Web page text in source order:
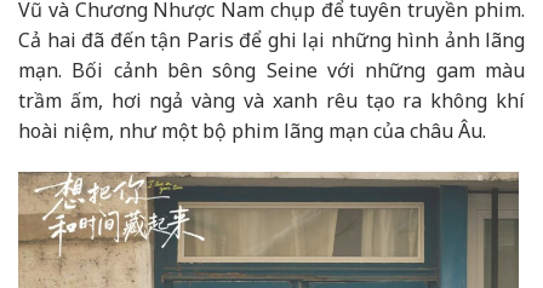
Vũ và Chương Nhược Nam chụp để tuyên truyền phim.
Cả hai đã đến tận Paris để ghi lại những hình ảnh lãng
mạn. Bối cảnh bên sông Seine với những gam màu
trầm ấm, hơi ngả vàng và xanh rêu tạo ra không khí
hoài niệm, như một bộ phim lãng mạn của châu Âu.